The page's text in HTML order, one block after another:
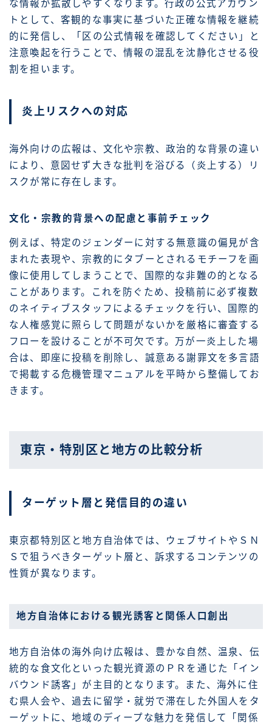
な情報が拡散しやすくなります。行政の公式アカウン
トとして、客観的な事実に基づいた正確な情報を継続
的に発信し、「区の公式情報を確認してください」と
注意喚起を行うことで、情報の混乱を沈静化させる役
割を担います。
炎上リスクへの対応
海外向けの広報は、文化や宗教、政治的な背景の違い
により、意図せず大きな批判を浴びる（炎上する）リ
スクが常に存在します。
文化・宗教的背景への配慮と事前チェック
例えば、特定のジェンダーに対する無意識の偏見が含
まれた表現や、宗教的にタブーとされるモチーフを画
像に使用してしまうことで、国際的な非難の的となる
ことがあります。これを防ぐため、投稿前に必ず複数
のネイティブスタッフによるチェックを行い、国際的
な人権感覚に照らして問題がないかを厳格に審査する
フローを設けることが不可欠です。万が一炎上した場
合は、即座に投稿を削除し、誠意ある謝罪文を多言語
で掲載する危機管理マニュアルを平時から整備してお
きます。
東京・特別区と地方の比較分析
ターゲット層と発信目的の違い
東京都特別区と地方自治体では、ウェブサイトやＳＮ
Ｓで狙うべきターゲット層と、訴求するコンテンツの
性質が異なります。
地方自治体における観光誘客と関係人口創出
地方自治体の海外向け広報は、豊かな自然、温泉、伝
統的な食文化といった観光資源のＰＲを通じた「イン
バウンド誘客」が主目的となります。また、海外に住
む県人会や、過去に留学・就労で滞在した外国人をタ
ーゲットに、地域のディープな魅力を発信して「関係